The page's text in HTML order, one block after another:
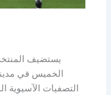
يستضيف
الخميس في